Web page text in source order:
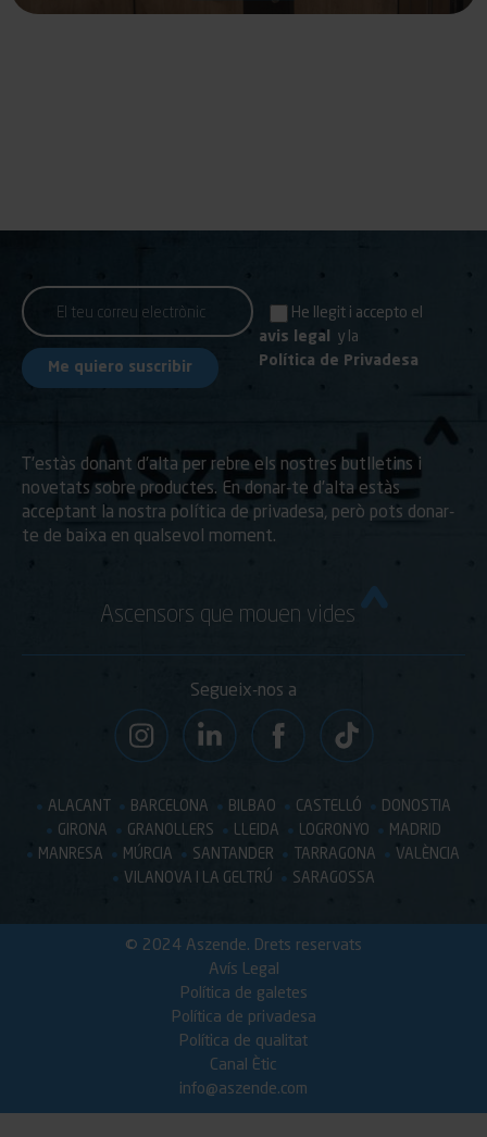
He llegit i accepto el
avis legal
y la
Política de Privadesa
T’estàs donant d’alta per rebre els nostres butlletins i
novetats sobre productes. En donar-te d’alta estàs
acceptant la nostra política de privadesa, però pots donar-
te de baixa en qualsevol moment.
Ascensors que mouen vides
Segueix-nos a
ALACANT BARCELONA BILBAO CASTELLÓ
DONOSTIA
GIRONA
GRANOLLERS LLEIDA LOGRONYO
MADRID
MANRESA
MÚRCIA SANTANDER TARRAGONA
VALÈNCIA
VILANOVA I LA GELTRÚ
SARAGOSSA
© 2024 Aszende. Drets reservats
Avís Legal
Política de galetes
Política de privadesa
Política de qualitat
Canal Ètic
info@aszende.com